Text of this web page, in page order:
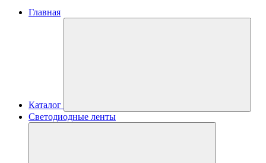
Главная
Каталог
Светодиодные ленты